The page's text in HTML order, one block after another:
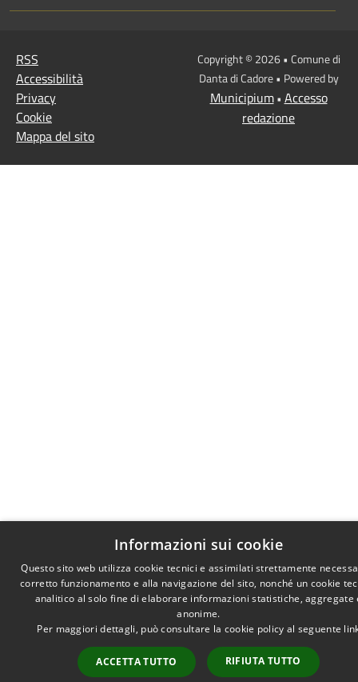
RSS
Accessibilità
Privacy
Cookie
Mappa del sito
Copyright © 2026 • Comune di
Danta di Cadore • Powered by
Municipium• Accesso
redazione
Informazioni sui cookie
Questo sito web utilizza cookie tecnici e assimilati strettamente
corretto funzionamento e alla navigazione del sito, nonché un cookie
analitico al solo fine di elaborare informazioni statistiche, aggregate
anonime.
Per maggiori dettagli, può consultare la cookie policy al seguente
ACCETTA TUTTO RIFIUTA TUTTO